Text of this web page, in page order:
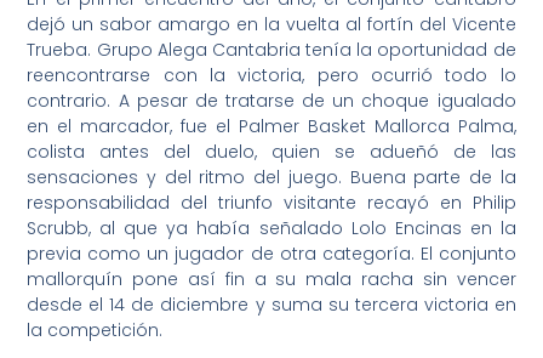
dejó un sabor amargo en la vuelta al fortín del Vicente
Trueba. Grupo Alega Cantabria tenía la oportunidad de
reencontrarse con la victoria, pero ocurrió todo lo
contrario. A pesar de tratarse de un choque igualado
en el marcador, fue el Palmer Basket Mallorca Palma,
colista antes del duelo, quien se adueñó de las
sensaciones y del ritmo del juego. Buena parte de la
responsabilidad del triunfo visitante recayó en Philip
Scrubb, al que ya había señalado Lolo Encinas en la
previa como un jugador de otra categoría. El conjunto
mallorquín pone así fin a su mala racha sin vencer
desde el 14 de diciembre y suma su tercera victoria en
la competición.